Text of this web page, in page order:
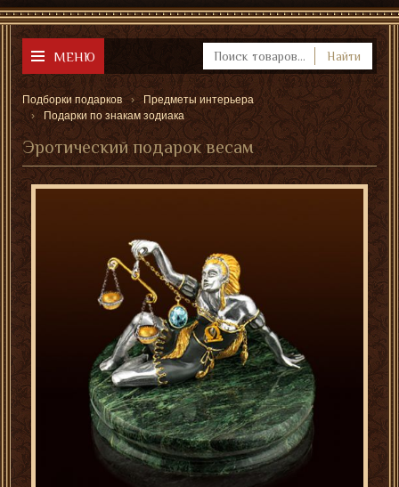
МЕНЮ Найти
Подборки подарков
Предметы интерьера
Подарки по знакам зодиака
Эротический подарок весам